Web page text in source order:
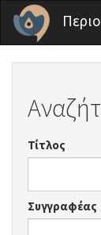
Παράκαμψη προς
Τίτλος
Συγγραφέας